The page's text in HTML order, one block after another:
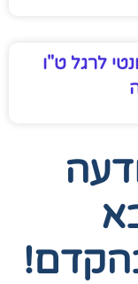
לרגל ט"ו